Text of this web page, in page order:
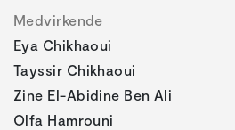
Medvirkende
Eya Chikhaoui
Tayssir Chikhaoui
Zine El-Abidine Ben Ali
Olfa Hamrouni